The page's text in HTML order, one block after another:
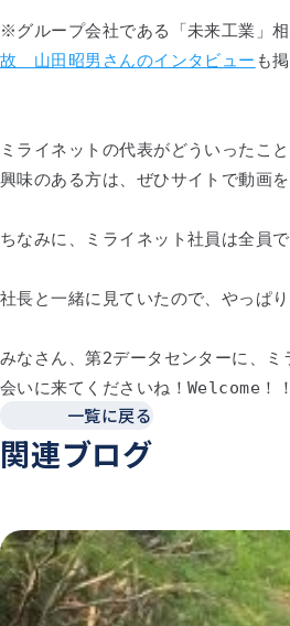
※グループ会社である「未来工業」相
故 山田昭男さんのインタビュー も
ミライネットの代表がどういったこと
興味のある方は、ぜひサイトで動画
ちなみに、ミライネット社員は全員
社長と一緒に見ていたので、やっぱ
みなさん、第2データセンターに、ミ
会いに来てくださいね！Welcome！
一覧に戻る
関連ブログ